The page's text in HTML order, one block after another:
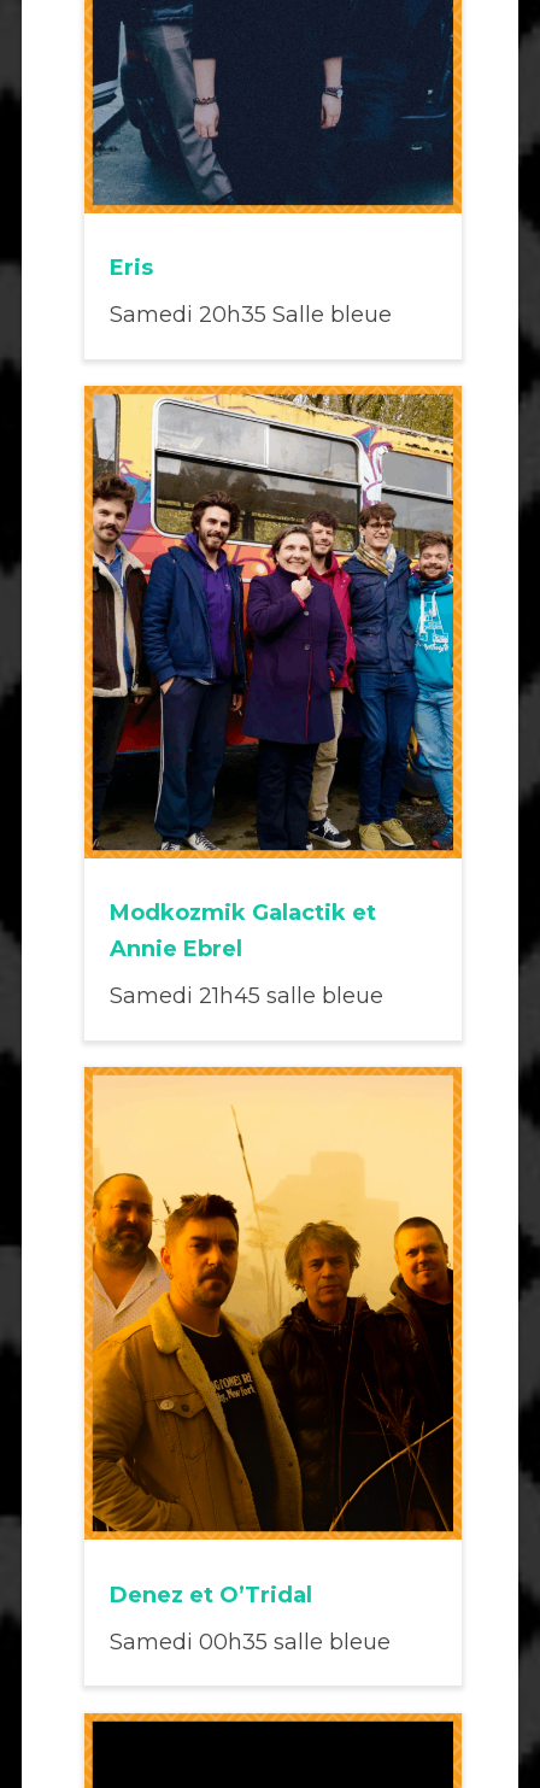
Eris
Samedi 20h35 Salle bleue
Modkozmik Galactik et
Annie Ebrel
Samedi 21h45 salle bleue
Denez et O’Tridal
Samedi 00h35 salle bleue